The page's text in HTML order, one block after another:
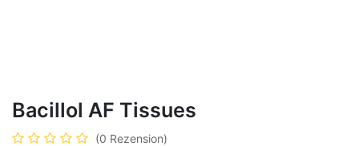
Bacillol AF Tissues
(0 Rezension)